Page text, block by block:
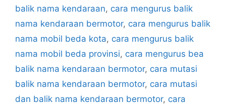
balik nama kendaraan, cara mengurus balik
nama kendaraan bermotor, cara mengurus balik
nama mobil beda kota, cara mengurus balik
nama mobil beda provinsi, cara mengurus bea
balik nama kendaraan bermotor, cara mutasi
balik nama kendaraan bermotor, cara mutasi
dan balik nama kendaraan bermotor, cara